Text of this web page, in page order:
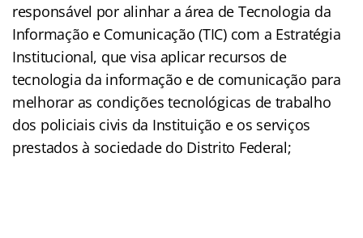
responsável por alinhar a área de Tecnologia da
Informação e Comunicação (TIC) com a Estratégia
Institucional, que visa aplicar recursos de
tecnologia da informação e de comunicação para
melhorar as condições tecnológicas de trabalho
dos policiais civis da Instituição e os serviços
prestados à sociedade do Distrito Federal;